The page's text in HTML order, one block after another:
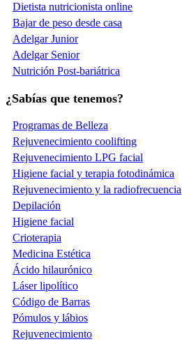
Dietista nutricionista online
Bajar de peso desde casa
Adelgar Junior
Adelgar Senior
Nutrición Post-bariátrica
¿Sabías que tenemos?
Programas de Belleza
Rejuvenecimiento coolifting
Rejuvenecimiento LPG facial
Higiene facial y terapia fotodinámica
Rejuvenecimiento y la radiofrecuencia
Depilación
Higiene facial
Crioterapia
Medicina Estética
Ácido hilaurónico
Láser lipolítico
Código de Barras
Pómulos y lábios
Rejuvenecimiento